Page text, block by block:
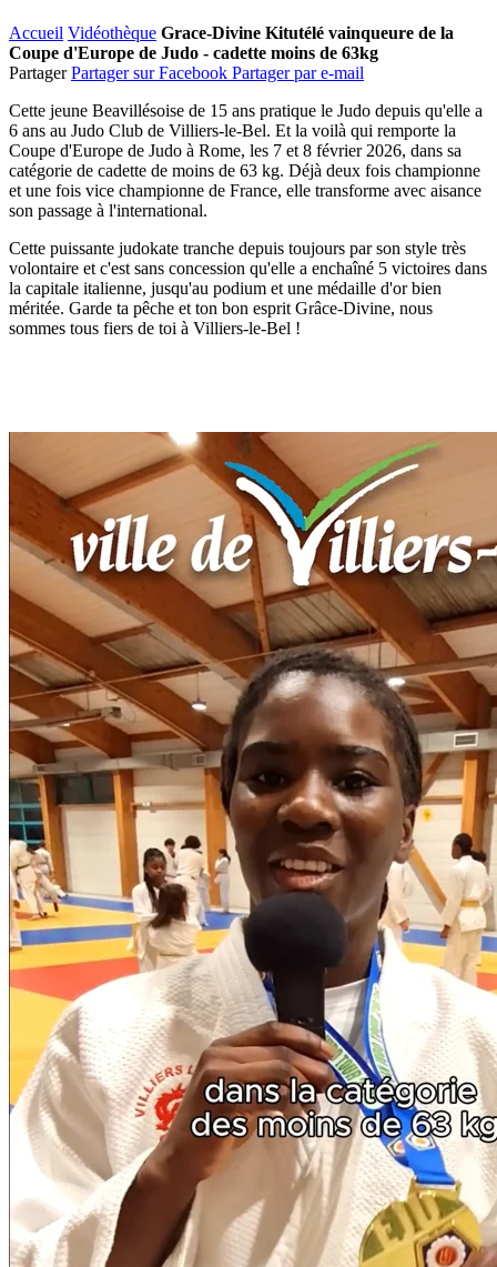
Accueil Vidéothèque Grace-Divine Kitutélé vainqueure de la
Coupe d'Europe de Judo - cadette moins de 63kg
Partager Partager sur Facebook Partager par e-mail
Cette jeune Beavillésoise de 15 ans pratique le Judo depuis qu'elle a
6 ans au Judo Club de Villiers-le-Bel. Et la voilà qui remporte la
Coupe d'Europe de Judo à Rome, les 7 et 8 février 2026, dans sa
catégorie de cadette de moins de 63 kg. Déjà deux fois championne
et une fois vice championne de France, elle transforme avec aisance
son passage à l'international.
Cette puissante judokate tranche depuis toujours par son style très
volontaire et c'est sans concession qu'elle a enchaîné 5 victoires dans
la capitale italienne, jusqu'au podium et une médaille d'or bien
méritée. Garde ta pêche et ton bon esprit Grâce-Divine, nous
sommes tous fiers de toi à Villiers-le-Bel !